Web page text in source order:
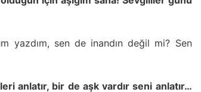
yazdım, sen de inandın değil mi? Sen
anlatır, bir de aşk vardır seni anlatır…